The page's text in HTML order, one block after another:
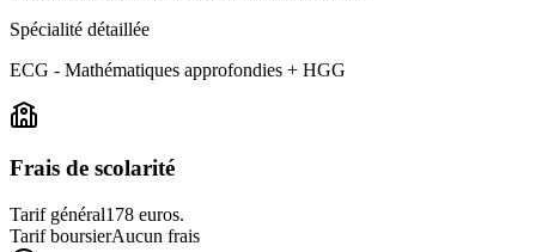
Spécialité détaillée
ECG - Mathématiques approfondies + HGG
Frais de scolarité
Tarif général178 euros.
Tarif boursierAucun frais